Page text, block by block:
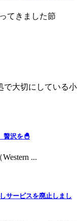
てきました節
で大切にしている小
贅沢を🐣
...
サービスを廃止しまし